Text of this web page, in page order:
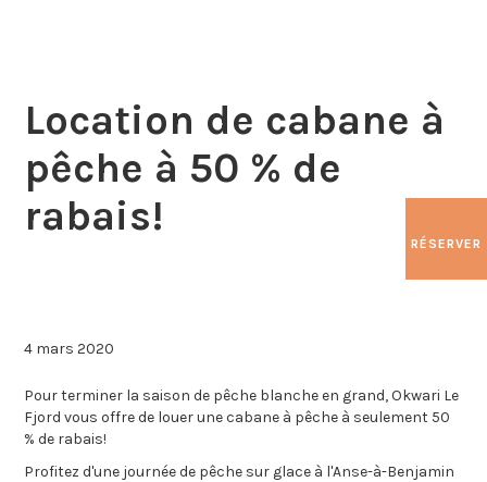
RÉSERVER
Location de cabane à
pêche à 50 % de
rabais!
4 mars 2020
Pour terminer la saison de pêche blanche en grand, Okwari Le
Fjord vous offre de louer une cabane à pêche à seulement 50
% de rabais!
Profitez d'une journée de pêche sur glace à l'Anse-à-Benjamin